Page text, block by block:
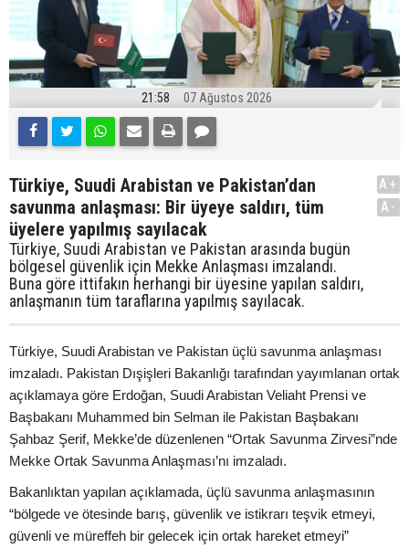
21:58 07 Ağustos 2026
Türkiye, Suudi Arabistan ve Pakistan’dan
savunma anlaşması: Bir üyeye saldırı, tüm
üyelere yapılmış sayılacak
Türkiye, Suudi Arabistan ve Pakistan arasında bugün
bölgesel güvenlik için Mekke Anlaşması imzalandı.
Buna göre ittifakın herhangi bir üyesine yapılan saldırı,
anlaşmanın tüm taraflarına yapılmış sayılacak.
A+
A-
Türkiye, Suudi Arabistan ve Pakistan üçlü savunma anlaşması
imzaladı. Pakistan Dışişleri Bakanlığı tarafından yayımlanan ortak
açıklamaya göre Erdoğan, Suudi Arabistan Veliaht Prensi ve
Başbakanı Muhammed bin Selman ile Pakistan Başbakanı
Şahbaz Şerif, Mekke’de düzenlenen “Ortak Savunma Zirvesi”nde
Mekke Ortak Savunma Anlaşması’nı imzaladı.
Bakanlıktan yapılan açıklamada, üçlü savunma anlaşmasının
“bölgede ve ötesinde barış, güvenlik ve istikrarı teşvik etmeyi,
güvenli ve müreffeh bir gelecek için ortak hareket etmeyi”